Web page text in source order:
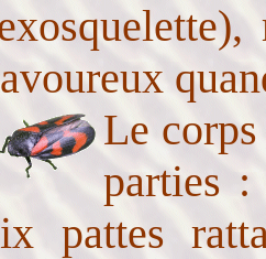
Le
parties :
pattes